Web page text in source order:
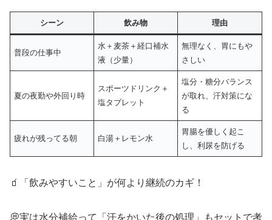
シーン 飲み物 理由
普段の仕事中
水＋麦茶＋経口補水
液（少量）
無理なく、胃にもや
さしい
夏の夜勤や外回り時
スポーツドリンク＋
塩タブレット
塩分・糖分バランス
が取れ、汗対策にな
る
疲れが残ってる朝 白湯＋レモン水
胃腸を優しく起こ
し、利尿を防げる
🧃「飲みやすいこと」が何より継続のカギ！
💭実は水分補給って「汗をかいた後の処理」もセットで考